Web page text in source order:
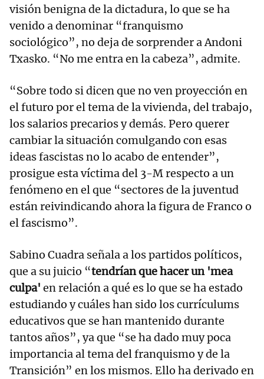
visión benigna de la dictadura, lo que se ha
venido a denominar “franquismo
sociológico”, no deja de sorprender a Andoni
Txasko. “No me entra en la cabeza”, admite.
“Sobre todo si dicen que no ven proyección en
el futuro por el tema de la vivienda, del trabajo,
los salarios precarios y demás. Pero querer
cambiar la situación comulgando con esas
ideas fascistas no lo acabo de entender”,
prosigue esta víctima del 3-M respecto a un
fenómeno en el que “sectores de la juventud
están reivindicando ahora la figura de Franco o
el fascismo”.
Sabino Cuadra señala a los partidos políticos,
que a su juicio “tendrían que hacer un 'mea
culpa' en relación a qué es lo que se ha estado
estudiando y cuáles han sido los currículums
educativos que se han mantenido durante
tantos años”, ya que “se ha dado muy poca
importancia al tema del franquismo y de la
Transición” en los mismos. Ello ha derivado en